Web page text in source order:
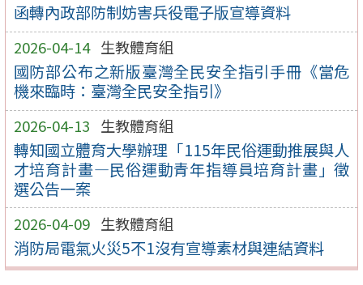
函轉內政部防制妨害兵役電子版宣導資料
2026-04-14 生教體育組
國防部公布之新版臺灣全民安全指引手冊《當危
機來臨時：臺灣全民安全指引》
2026-04-13 生教體育組
轉知國立體育大學辦理「115年民俗運動推展與人
才培育計畫—民俗運動青年指導員培育計畫」徵
選公告一案
2026-04-09 生教體育組
消防局電氣火災5不1沒有宣導素材與連結資料